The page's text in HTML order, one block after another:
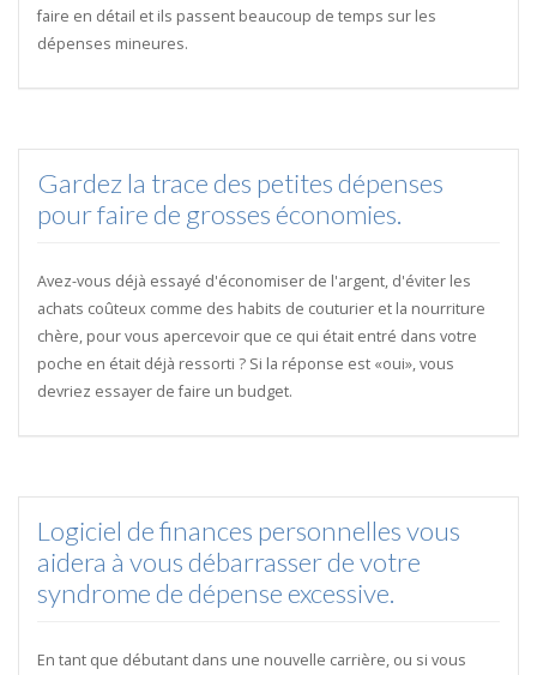
faire en détail et ils passent beaucoup de temps sur les
dépenses mineures.
Gardez la trace des petites dépenses
pour faire de grosses économies.
Avez-vous déjà essayé d'économiser de l'argent, d'éviter les
achats coûteux comme des habits de couturier et la nourriture
chère, pour vous apercevoir que ce qui était entré dans votre
poche en était déjà ressorti ? Si la réponse est «oui», vous
devriez essayer de faire un budget.
Logiciel de finances personnelles vous
aidera à vous débarrasser de votre
syndrome de dépense excessive.
En tant que débutant dans une nouvelle carrière, ou si vous